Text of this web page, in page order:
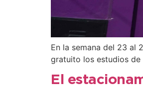
En la semana del 23 al
gratuito los estudios de
El